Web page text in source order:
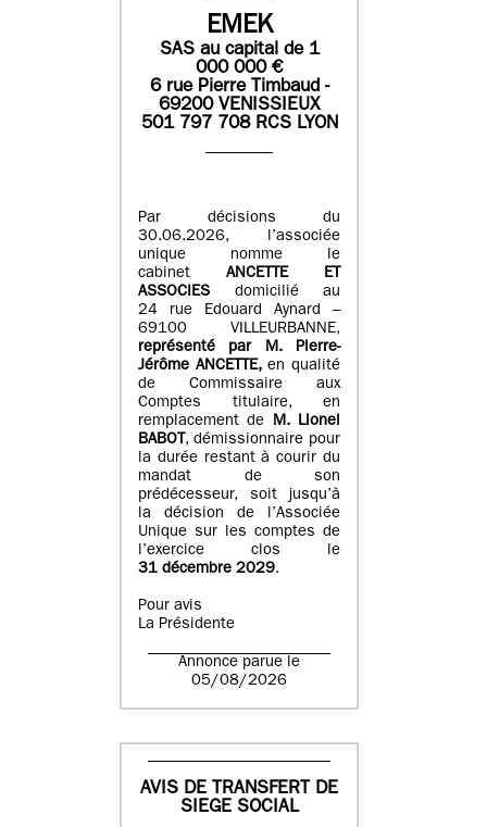
EMEK
SASau capital de 1
000 000€
6 rue Pierre Timbaud -
69200 VENISSIEUX
501 797 708 RCS LYON
Par décisions du
30.06.2026, l’associée
unique nomme le
cabinet ANCETTE ET
ASSOCIES
domicilié au
24 rue Edouard Aynard –
69100 VILLEURBANNE,
représenté par M.Pierre-
Jérôme ANCETTE, en qualité
de Commissaire aux
Comptes titulaire, en
remplacement de M.Lionel
BABOT, démissionnaire pour
la durée restant à courir du
mandat de son
prédécesseur, soit jusqu’à
la décision de l’Associée
Unique sur les comptes de
l’exercice clos le
31 décembre 2029.
Pour avis
La Présidente
Annonce parue le
05/08/2026
AVIS DE TRANSFERT DE
SIEGE SOCIAL